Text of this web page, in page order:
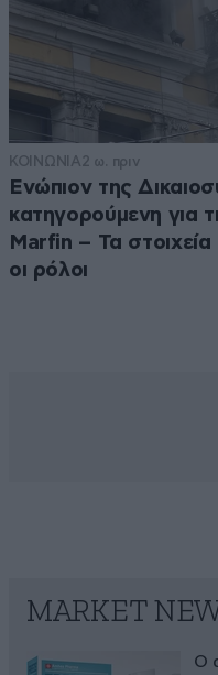
ΚΟΙΝΩΝΙΑ2 ω. πριν
Ενώπιον της
κατηγορούμενη για
Marfin – Τα
οι ρόλοι
MARKET
Ο